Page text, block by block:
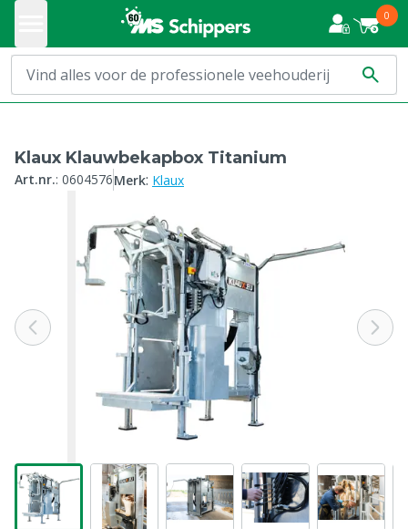
0
Klaux Klauwbekapbox Titanium
Art.nr.: 0604576Merk: Klaux